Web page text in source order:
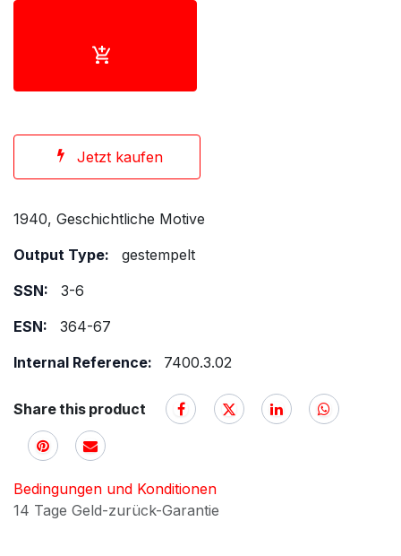
Jetzt kaufen
1940, Geschichtliche Motive
Output Type:
gestempelt
SSN:
3-6
ESN:
364-67
Internal Reference:
7400.3.02
Share this product
Bedingungen und Konditionen
14 Tage Geld-zurück-Garantie